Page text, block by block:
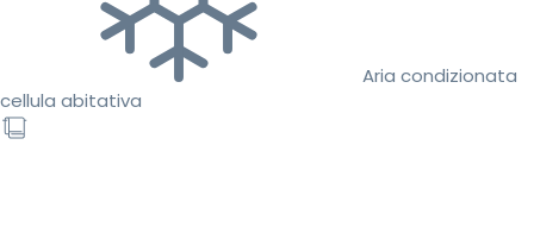
Aria condizionata
cellula abitativa